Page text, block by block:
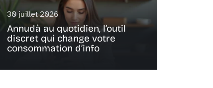
30 juillet 2026
Annudà au quotidien, l’outil
discret qui change votre
consommation d’info